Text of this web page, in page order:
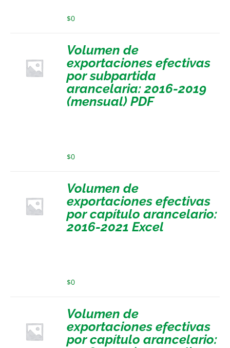
$0
Volumen de
exportaciones efectivas
por subpartida
arancelaria: 2016-2019
(mensual) PDF
$0
Volumen de
exportaciones efectivas
por capítulo arancelario:
2016-2021 Excel
$0
Volumen de
exportaciones efectivas
por capítulo arancelario: